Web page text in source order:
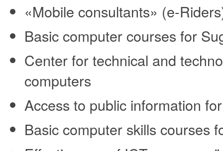
«Mobile consultants» (e-
Basic computer courses for
Center for technical and
computers
Access to public information
Basic computer skills courses